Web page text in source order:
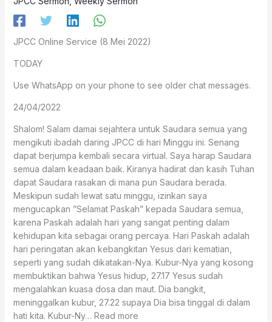
JPCC Online Service (8 Mei 2022)
TODAY
Use WhatsApp on your phone to see older chat messages.
24/04/2022
Shalom! Salam damai sejahtera untuk Saudara semua yang
mengikuti ibadah daring JPCC di hari Minggu ini. Senang
dapat berjumpa kembali secara virtual. Saya harap Saudara
semua dalam keadaan baik. Kiranya hadirat dan kasih Tuhan
dapat Saudara rasakan di mana pun Saudara berada.
Meskipun sudah lewat satu minggu, izinkan saya
mengucapkan ”Selamat Paskah” kepada Saudara semua,
karena Paskah adalah hari yang sangat penting dalam
kehidupan kita sebagai orang percaya. Hari Paskah adalah
hari peringatan akan kebangkitan Yesus dari kematian,
seperti yang sudah dikatakan-Nya. Kubur-Nya yang kosong
membuktikan bahwa Yesus hidup, 27.17 Yesus sudah
mengalahkan kuasa dosa dan maut. Dia bangkit,
meninggalkan kubur, 27.22 supaya Dia bisa tinggal di dalam
hati kita. Kubur-Ny… Read more